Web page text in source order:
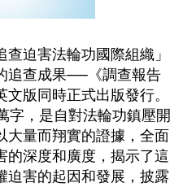
迫害法輪功國際組織」
追查成果──《調查報告
版同時正式出版發行。
字，是自對法輪功鎮壓開
大量而翔實的證據，全面
的深度和廣度，揭示了這
迫害的起因和發展，披露